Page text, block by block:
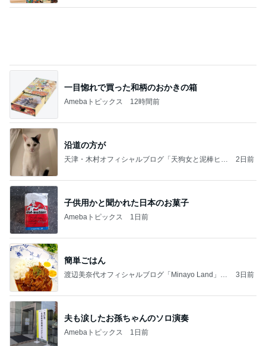
一目惚れで買った和柄のおかきの箱
Amebaトピックス 12時間前
沿道の方が
天津・木村オフィシャルブログ「天狗女と泥棒ヒゲ
2日前
子供用かと聞かれた日本のお菓子
Amebaトピックス 1日前
簡単ごはん
渡辺美奈代オフィシャルブログ「Minayo Land」P
3日前
夫も涙したお孫ちゃんのソロ演奏
Amebaトピックス 1日前